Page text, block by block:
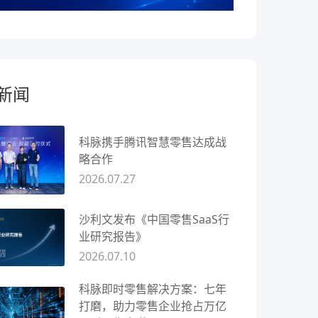
闻
科脉携手腾讯智慧零售达成战
略合作
2026.07.27
沙利文发布《中国零售SaaS行
业研究报告》
2026.07.10
科脉即时零售解决方案：七年
打磨，助力零售企业抢占万亿